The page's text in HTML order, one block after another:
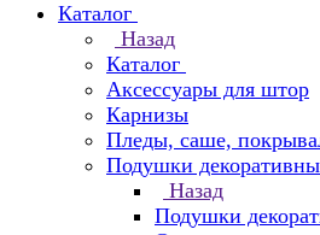
Каталог
Назад
Каталог
Аксессуары для штор
Карнизы
Пледы, саше,
Подушки
Назад
Подушки